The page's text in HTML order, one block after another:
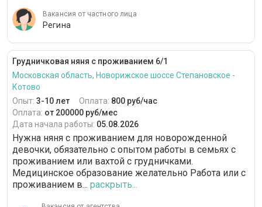
Вакансия от частного лица
Регина
Грудничковая няня с проживанием 6/1
Московская область, Новорижское шоссе Степановское -
Котово
Опыт: 3-10 лет Оплата: 800 руб/час
Оплата: от 200000 руб/мес
Дата начала работы: 05.08.2026
Нужна няня с проживанием для новорожденной
девочки, обязательно с опытом работы в семьях с
проживанием или вахтой с грудничками.
Медицинское образование желательно Работа или с
проживанием в... раскрыть...